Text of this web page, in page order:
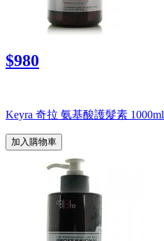
$980
Keyra 奇拉 氨基酸護髮素 1000ml
加入購物車